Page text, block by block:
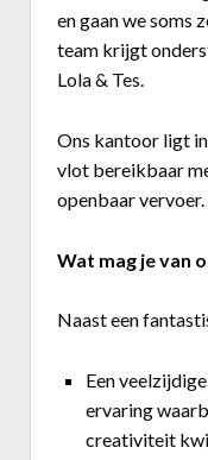
en gaan we soms
team krijgt
Lola & Tes.
Ons kantoor ligt
vlot bereikbaar
openbaar vervoer.
Wat mag je van
Naast een
Een
ervaring
creativiteit